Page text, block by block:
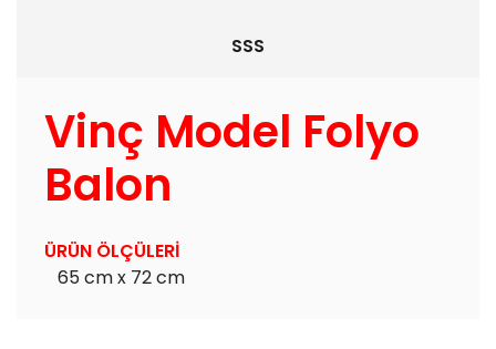
SSS
Vinç Model Folyo
Balon
ÜRÜN ÖLÇÜLERİ
65 cm x 72 cm